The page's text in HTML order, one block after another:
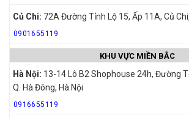
Củ Chi: 72A Đường Tỉnh Lộ 15, Ấp 11A, Củ
0901655119
KHU VỰC MIỀN BẮC
Hà Nội: 13-14 Lô B2 Shophouse 24h, Đường
Q. Hà Đông, Hà Nội
0916655119